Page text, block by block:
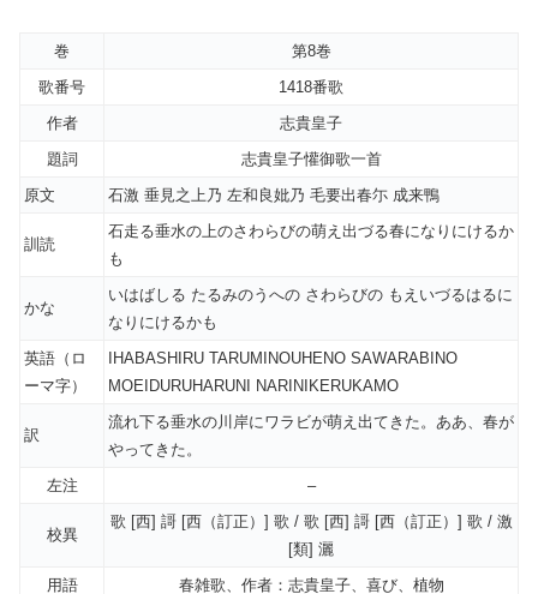
巻
第8巻
歌番号
1418番歌
作者
志貴皇子
題詞
志貴皇子懽御歌一首
原文
石激 垂見之上乃 左和良妣乃 毛要出春尓 成来鴨
訓読
石走る垂水の上のさわらびの萌え出づる春になりにけるか
も
かな
いはばしる たるみのうへの さわらびの もえいづるはるに
なりにけるかも
英語（ロ
ーマ字）
IHABASHIRU TARUMINOUHENO SAWARABINO
MOEIDURUHARUNI NARINIKERUKAMO
訳
流れ下る垂水の川岸にワラビが萌え出てきた。ああ、春が
やってきた。
左注
–
校異
歌 [西] 謌 [西（訂正）] 歌 / 歌 [西] 謌 [西（訂正）] 歌 / 激
[類] 灑
用語
春雑歌、作者：志貴皇子、喜び、植物